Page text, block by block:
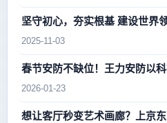
坚守初心，夯实
2025-11-03
春节安防不缺位！王力安防以
2026-01-23
想让客厅秒变艺术画廊？上京